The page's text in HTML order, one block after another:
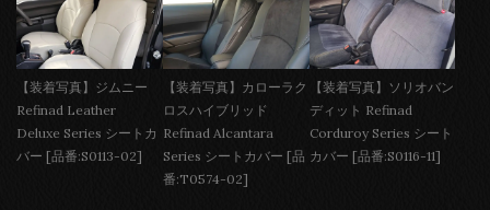
【装着写真】ジムニー
Refinad Leather
Deluxe Series シートカ
バー [品番:S0113-02]
【装着写真】カローラク
ロスハイブリッド
Refinad Alcantara
Series シートカバー [品
番:T0574-02]
【装着写真】ソリオバン
ディット Refinad
Corduroy Series シート
カバー [品番:S0116-11]